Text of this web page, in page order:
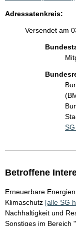
Adressatenkreis:
Versendet am
Betroffene
Erneuerbare Energien
Klimaschutz [alle SG
Nachhaltigkeit und
Sonstiges im Bereich